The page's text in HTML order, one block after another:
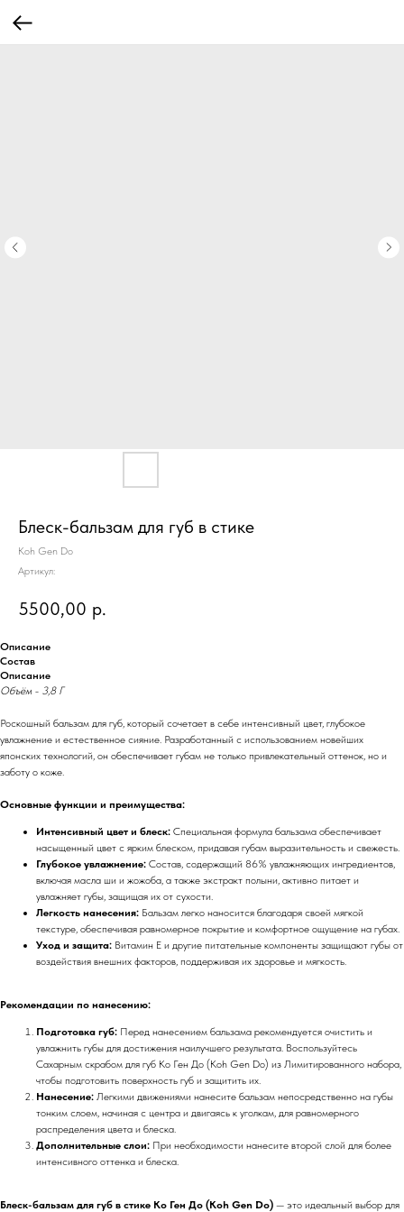
Блеск-бальзам для губ в стике
Koh Gen Do
Артикул:
5500,00 р.
Описание
Состав
Описание
Объём - 3,8 Г
Роскошный бальзам для губ, который сочетает в себе интенсивный цвет, глубокое
увлажнение и естественное сияние. Разработанный с использованием новейших
японских технологий, он обеспечивает губам не только привлекательный оттенок, но и
заботу о коже.
Основные функции и преимущества:
Интенсивный цвет и блеск: Специальная формула бальзама обеспечивает
насыщенный цвет с ярким блеском, придавая губам выразительность и свежесть.
Глубокое увлажнение: Состав, содержащий 86% увлажняющих ингредиентов,
включая масла ши и жожоба, а также экстракт полыни, активно питает и
увлажняет губы, защищая их от сухости.
Легкость нанесения: Бальзам легко наносится благодаря своей мягкой
текстуре, обеспечивая равномерное покрытие и комфортное ощущение на губах.
Уход и защита: Витамин E и другие питательные компоненты защищают губы от
воздействия внешних факторов, поддерживая их здоровье и мягкость.
Рекомендации по нанесению:
Подготовка губ: Перед нанесением бальзама рекомендуется очистить и
увлажнить губы для достижения наилучшего результата. Воспользуйтесь
Сахарным скрабом для губ Ко Ген До (Koh Gen Do) из Лимитированного набора,
чтобы подготовить поверхность губ и защитить их.
Нанесение: Легкими движениями нанесите бальзам непосредственно на губы
тонким слоем, начиная с центра и двигаясь к уголкам, для равномерного
распределения цвета и блеска.
Дополнительные слои: При необходимости нанесите второй слой для более
интенсивного оттенка и блеска.
Блеск-бальзам для губ в стике Ко Ген До (Koh Gen Do) — это идеальный выбор для